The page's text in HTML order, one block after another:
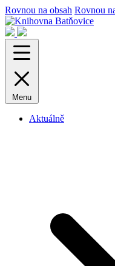
Rovnou na obsah Rovnou
Menu
Aktuálně